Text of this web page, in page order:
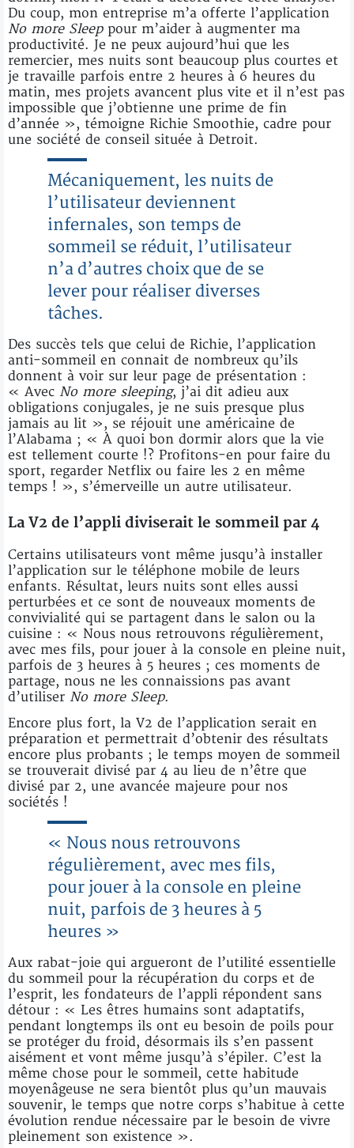
Du coup, mon entreprise m’a offerte l’application
No more Sleeppour m’aider à augmenter ma
productivité. Je ne peux aujourd’hui que les
remercier, mes nuits sont beaucoup plus courtes et
je travaille parfois entre 2 heures à 6 heures du
matin, mes projets avancent plus vite et il n’est pas
impossible que j’obtienne une prime de fin
d’année », témoigne Richie Smoothie, cadre pour
une société de conseil située à Detroit.
Mécaniquement, les nuits de
l’utilisateur deviennent
infernales, son temps de
sommeil se réduit, l’utilisateur
n’a d’autres choix que de se
lever pour réaliser diverses
tâches.
Des succès tels que celui de Richie, l’application
anti-sommeil en connait de nombreux qu’ils
donnent à voir sur leur page de présentation :
« Avec No more sleeping, j’ai dit adieu aux
obligations conjugales, je ne suis presque plus
jamais au lit », se réjouit une américaine de
l’Alabama ; « À quoi bon dormir alors que la vie
est tellement courte !? Profitons-en pour faire du
sport, regarder Netflix ou faire les 2 en même
temps ! », s’émerveille un autre utilisateur.
La V2 de l’appli diviserait le sommeil par 4
Certains utilisateurs vont même jusqu’à installer
l’application sur le téléphone mobile de leurs
enfants. Résultat, leurs nuits sont elles aussi
perturbées et ce sont de nouveaux moments de
convivialité qui se partagent dans le salon ou la
cuisine : « Nous nous retrouvons régulièrement,
avec mes fils, pour jouer à la console en pleine nuit,
parfois de 3 heures à 5 heures ; ces moments de
partage, nous ne les connaissions pas avant
d’utiliser No more Sleep.
Encore plus fort, la V2 de l’application serait en
préparation et permettrait d’obtenir des résultats
encore plus probants ; le temps moyen de sommeil
se trouverait divisé par 4 au lieu de n’être que
divisé par 2, une avancée majeure pour nos
sociétés !
« Nous nous retrouvons
régulièrement, avec mes fils,
pour jouer à la console en pleine
nuit, parfois de 3 heures à 5
heures »
Aux rabat-joie qui argueront de l’utilité essentielle
du sommeil pour la récupération du corps et de
l’esprit, les fondateurs de l’appli répondent sans
détour : « Les êtres humains sont adaptatifs,
pendant longtemps ils ont eu besoin de poils pour
se protéger du froid, désormais ils s’en passent
aisément et vont même jusqu’à s’épiler. C’est la
même chose pour le sommeil, cette habitude
moyenâgeuse ne sera bientôt plus qu’un mauvais
souvenir, le temps que notre corps s’habitue à cette
évolution rendue nécessaire par le besoin de vivre
pleinement son existence ».